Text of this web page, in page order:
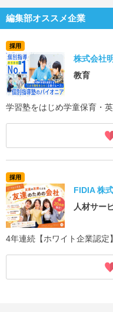
編集部オススメ企業
採用
株式会社
教育
学習塾をはじめ学童保育・
採用
FIDIA 株
人材サー
4年連続【ホワイト企業認定